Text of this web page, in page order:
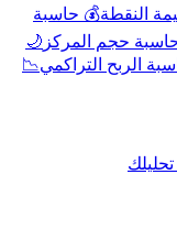
النقطة💰 حاسبة
حجم المركز 🌙
الربح التراكمي📉